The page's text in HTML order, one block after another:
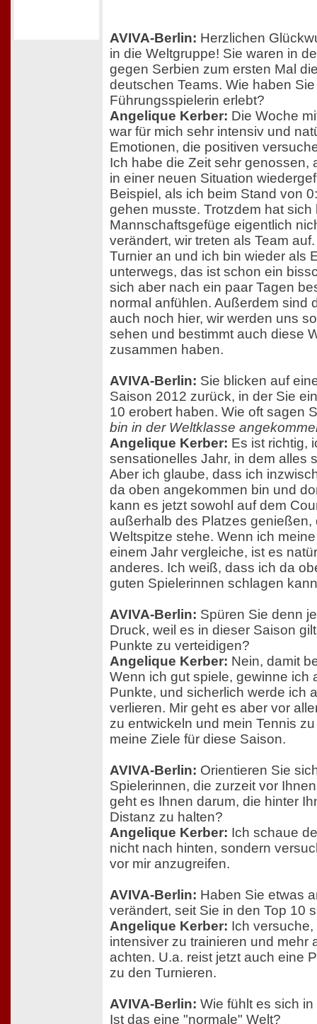
AVIVA-Berlin: Herzlichen
in die Weltgruppe! Sie waren in
gegen Serbien zum ersten Mal
deutschen Teams. Wie haben
Führungsspielerin erlebt?
Angelique Kerber: Die Woche
war für mich sehr intensiv und
Emotionen, die positiven
Ich habe die Zeit sehr genossen,
in einer neuen Situation
Beispiel, als ich beim Stand von
gehen musste. Trotzdem hat sich
Mannschaftsgefüge eigentlich
verändert, wir treten als Team
Turnier an und ich bin wieder als
unterwegs, das ist schon ein
sich aber nach ein paar Tagen
normal anfühlen. Außerdem sind
auch noch hier, wir werden uns
sehen und bestimmt auch diese
zusammen haben.
AVIVA-Berlin: Sie blicken auf
Saison 2012 zurück, in der Sie
10 erobert haben. Wie oft sagen
bin in der Weltklasse
Angelique Kerber: Es ist richtig,
sensationelles Jahr, in dem alles
Aber ich glaube, dass ich
da oben angekommen bin und
kann es jetzt sowohl auf dem
außerhalb des Platzes genießen,
Weltspitze stehe. Wenn ich
einem Jahr vergleiche, ist es
anderes. Ich weiß, dass ich da
guten Spielerinnen schlagen
AVIVA-Berlin: Spüren Sie denn
Druck, weil es in dieser Saison
Punkte zu verteidigen?
Angelique Kerber: Nein, damit
Wenn ich gut spiele, gewinne ich
Punkte, und sicherlich werde ich
verlieren. Mir geht es aber vor
zu entwickeln und mein Tennis
meine Ziele für diese Saison.
AVIVA-Berlin: Orientieren Sie
Spielerinnen, die zurzeit vor
geht es Ihnen darum, die hinter
Distanz zu halten?
Angelique Kerber: Ich schaue
nicht nach hinten, sondern
vor mir anzugreifen.
AVIVA-Berlin: Haben Sie etwas
verändert, seit Sie in den Top 10
Angelique Kerber: Ich
intensiver zu trainieren und mehr
achten. U.a. reist jetzt auch eine
zu den Turnieren.
AVIVA-Berlin: Wie fühlt es sich
Ist das eine "normale" Welt?